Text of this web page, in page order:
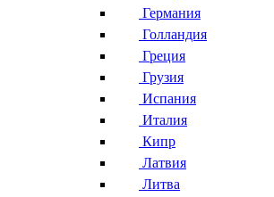
Германия
Голландия
Греция
Грузия
Испания
Италия
Кипр
Латвия
Литва